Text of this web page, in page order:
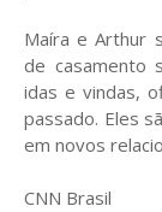
Maíra e Arthur
de casamento
idas e vindas,
passado. Eles
em novos
CNN Brasil